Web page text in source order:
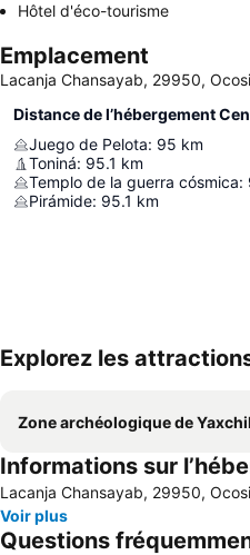
Hôtel d'éco-tourisme
Emplacement
Lacanja Chansayab, 29950,
Distance de l’hébergement
Juego de Pelota: 95 km
Toniná: 95.1 km
Templo de la guerra cósmica:
Pirámide: 95.1 km
Explorez les
Zone archéologique de
Informations sur
Lacanja Chansayab, 29950,
Voir plus
Questions